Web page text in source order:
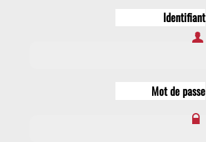
Identifiant
Mot de passe